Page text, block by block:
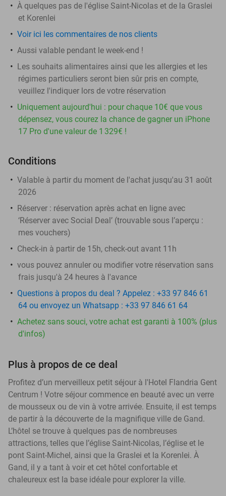
À quelques pas de l'église Saint-Nicolas et de la Graslei
et Korenlei
Voir ici les commentaires de nos clients
Aussi valable pendant le week-end !
Les souhaits alimentaires ainsi que les allergies et les
régimes particuliers seront bien sûr pris en compte,
veuillez l'indiquer lors de votre réservation
Uniquement aujourd'hui : pour chaque 10€ que vous
dépensez, vous courez la chance de gagner un iPhone
17 Pro d'une valeur de 1 329€ !
Conditions
Valable à partir du moment de l'achat jusqu'au 31 août
2026
Réserver : réservation après achat en ligne avec
‘Réserver avec Social Deal’ (trouvable sous l’aperçu :
mes vouchers)
Check-in à partir de 15h, check-out avant 11h
vous pouvez annuler ou modifier votre réservation sans
frais jusqu'à 24 heures à l'avance
Questions à propos du deal ? Appelez : +33 97 846 61
64 ou envoyez un Whatsapp : +33 97 846 61 64
Achetez sans souci, votre achat est garanti à 100% (plus
d'infos)
Plus à propos de ce deal
Profitez d’un merveilleux petit séjour à l'Hotel Flandria Gent
Centrum ! Votre séjour commence en beauté avec un verre
de mousseux ou de vin à votre arrivée. Ensuite, il est temps
de partir à la découverte de la magnifique ville de Gand.
L’hôtel se trouve à quelques pas de nombreuses
attractions, telles que l’église Saint-Nicolas, l’église et le
pont Saint-Michel, ainsi que la Graslei et la Korenlei. À
Gand, il y a tant à voir et cet hôtel confortable et
chaleureux est la base idéale pour explorer la ville.